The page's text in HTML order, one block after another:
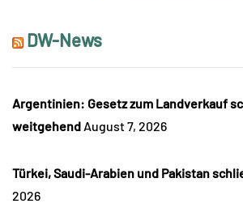
DW-News
Argentinien: Gesetz zum Landverkauf
weitgehend August 7, 2026
Türkei, Saudi-Arabien und Pakistan
2026